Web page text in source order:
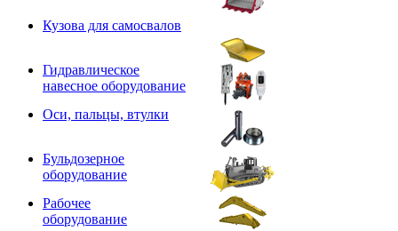
Кузова для самосвалов
Гидравлическое
навесное оборудование
Оси, пальцы, втулки
Бульдозерное
оборудование
Рабочее
оборудование